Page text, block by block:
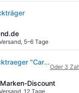
, 5–6 Tage
AtranVelo Gepaecktraeger "Cargo Ext Ra" Alu Chrom Atran silber
Oder 3
Discount
, 12 Tage